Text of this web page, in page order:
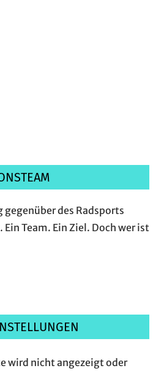
gegenüber des Radsports
Ein Team. Ein Ziel. Doch wer ist
wird nicht angezeigt oder